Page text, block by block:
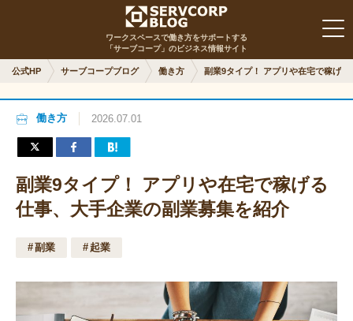
ワークスペースで働き方をサポートする
「サーブコープ」のビジネス情報サイト
公式HP サーブコープブログ 働き方 副業9タイプ！ アプリや在宅で稼げ
働き方 2026.07.01
副業9タイプ！ アプリや在宅で稼げる
仕事、大手企業の副業募集を紹介
副業 起業